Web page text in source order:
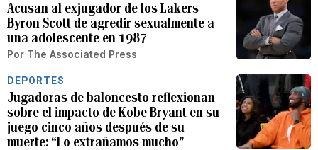
Acusan al exjugador de los Lakers
Byron Scott de agredir sexualmente a
una adolescente en 1987
Por The Associated Press
DEPORTES
Jugadoras de baloncesto reflexionan
sobre el impacto de Kobe Bryant en su
juego cinco años después de su
muerte: “Lo extrañamos mucho”